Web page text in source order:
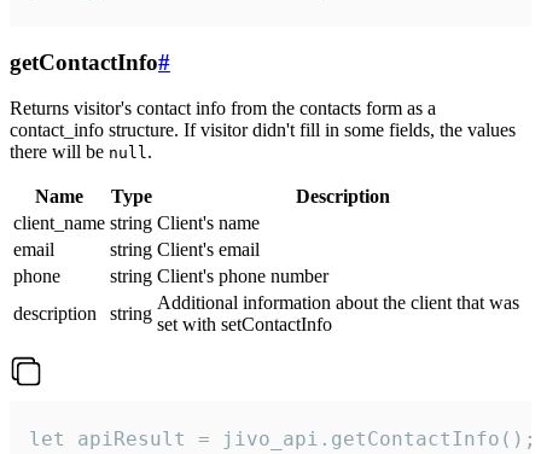
getContactInfo#
Returns visitor's contact info from the contacts form as a
contact_info structure. If visitor didn't fill in some fields, the values
there will be null.
Name Type
Description
client_name string Client's name
email
string Client's email
phone
string Client's phone number
description
string
Additional information about the client that was
set with setContactInfo
let apiResult = jivo_api.getContactInfo();